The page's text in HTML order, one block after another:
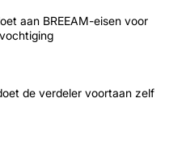
aan BREEAM-eisen voor
de verdeler voortaan zelf